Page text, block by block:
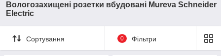
Вологозахищені розетки вбудовані Mureva Schneider
Electric
Сортування 0 Фільтри